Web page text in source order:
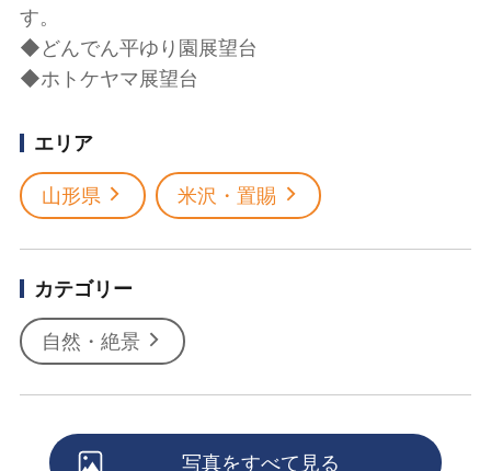
す。
◆どんでん平ゆり園展望台
◆ホトケヤマ展望台
エリア
山形県 米沢・置賜
カテゴリー
自然・絶景
写真をすべて見る